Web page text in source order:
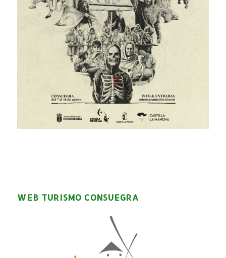
WEB TURISMO CONSUEGRA